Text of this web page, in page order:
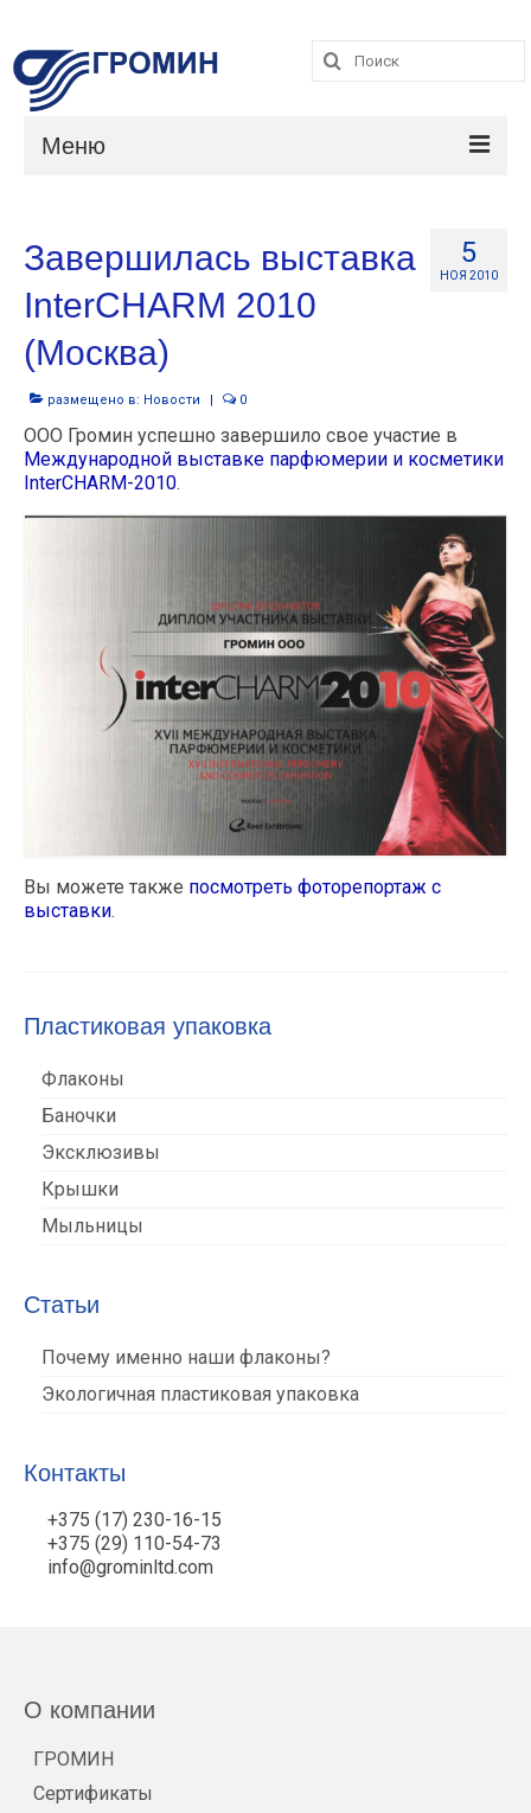
Поиск:
Меню
Услуги
О компании
Контакты
5
НОЯ 2010
Завершилась выставка
InterCHARM 2010
(Москва)
размещено в: Новости 0
ООО Громин успешно завершило свое участие в
Международной выставке парфюмерии и косметики
InterCHARM-2010.
Вы можете также посмотреть фоторепортаж с
выставки.
Пластиковая упаковка
Флаконы
Баночки
Эксклюзивы
Крышки
Мыльницы
Статьи
Почему именно наши флаконы?
Экологичная пластиковая упаковка
Контакты
+375 (17) 230-16-15
+375 (29) 110-54-73
info@grominltd.com
О компании
ГРОМИН
Сертификаты